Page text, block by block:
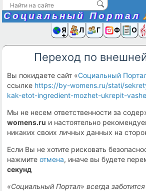
Социальный Портал
Я иЛюди
Переход по
Вы покидаете сайт «Социальный
ссылке https://by-womens.ru/stati/
kak-etot-ingredient-mozhet-ukrepit-
Мы не несем ответственности за
womens.ru и настоятельно
никаких своих личных данных на
Если Вы не хотите рисковать
нажмитеотмена, иначе вы будете
секунд
«Социальный Портал» всегда